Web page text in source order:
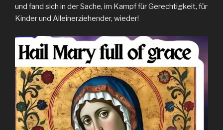
und fand sich in der Sache, im Kampf für Gerechtigkeit, für
Kinder und Alleinerziehender, wieder!